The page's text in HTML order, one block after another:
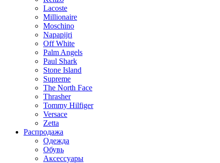
Lacoste
Millionaire
Moschino
Napapijri
Off White
Palm Angels
Paul Shark
Stone Island
Supreme
The North Face
Thrasher
Tommy Hilfiger
Versace
Zetta
Распродажа
Одежда
Обувь
Аксессуары